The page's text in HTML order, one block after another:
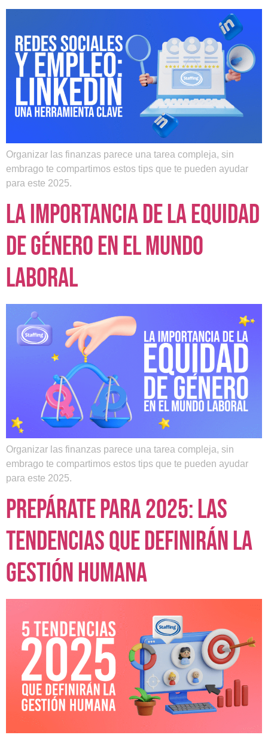
Organizar las finanzas parece una tarea compleja, sin
embrago te compartimos estos tips que te pueden ayudar
para este 2025.
La importancia de la equidad
de género en el mundo
laboral
Organizar las finanzas parece una tarea compleja, sin
embrago te compartimos estos tips que te pueden ayudar
para este 2025.
Prepárate para 2025: las
tendencias que definirán la
gestión humana